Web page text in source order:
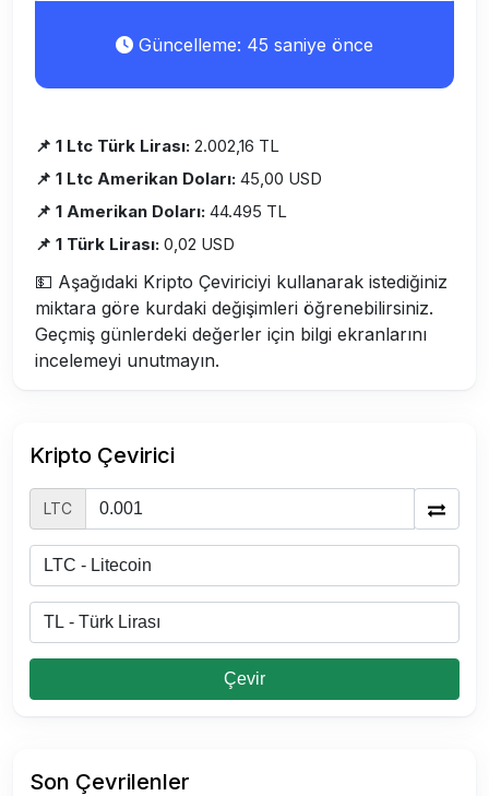
Güncelleme: 45 saniye önce
📌 1 Ltc Türk Lirası: 2.002,16 TL
📌 1 Ltc Amerikan Doları: 45,00 USD
📌 1 Amerikan Doları: 44.495 TL
📌 1 Türk Lirası: 0,02 USD
💵 Aşağıdaki Kripto Çeviriciyi kullanarak istediğiniz
miktara göre kurdaki değişimleri öğrenebilirsiniz.
Geçmiş günlerdeki değerler için bilgi ekranlarını
incelemeyi unutmayın.
Kripto Çevirici
LTC
Çevir
Son Çevrilenler